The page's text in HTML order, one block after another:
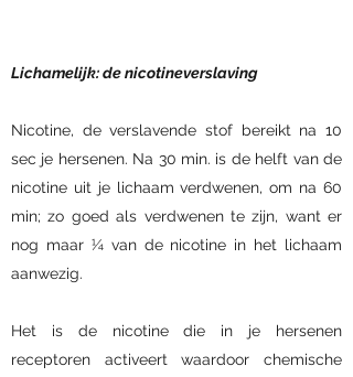
Lichamelijk: de nicotineverslaving
Nicotine, de verslavende stof bereikt na 10
sec je hersenen. Na 30 min. is de helft van de
nicotine uit je lichaam verdwenen, om na 60
min; zo goed als verdwenen te zijn, want er
nog maar ¼ van de nicotine in het lichaam
aanwezig.
Het is de nicotine die in je hersenen
receptoren activeert waardoor chemische